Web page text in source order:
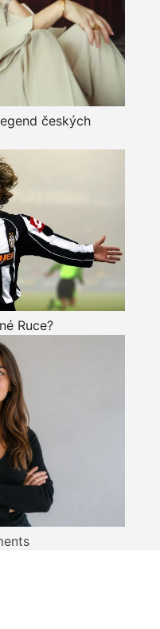
českých
Ruce?